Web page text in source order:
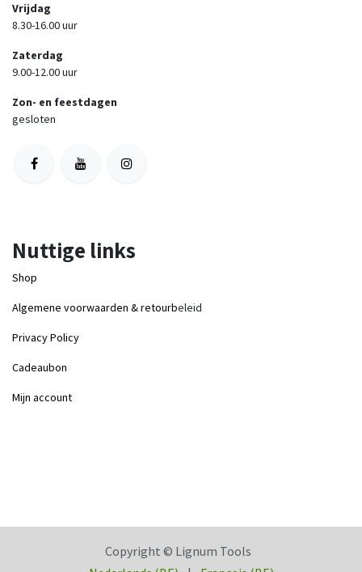
Vrijdag
8.30-16.00 uur
Zaterdag
9.00-12.00 uur
Zon- en feestdagen
gesloten
Nuttige links
Shop
Algemene voorwaarden & retourbeleid
Privacy Policy
Cadeaubon
Mijn account
Copyright © Lignum Tools